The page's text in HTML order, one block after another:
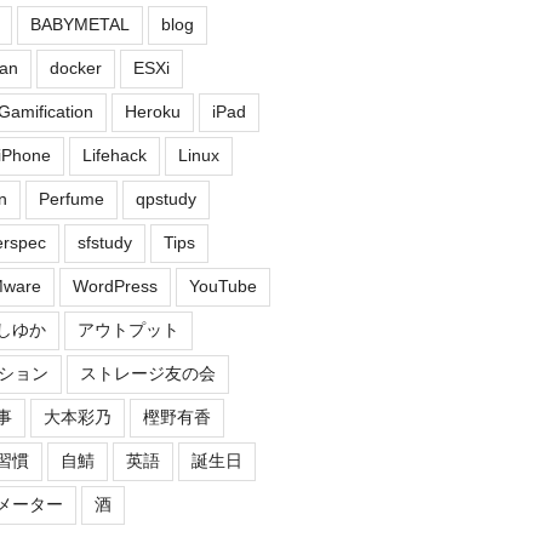
BABYMETAL blog
docker ESXi
Heroku iPad
Lifehack Linux
Perfume qpstudy
sfstudy Tips
WordPress YouTube
ゆか アウトプット
ョン ストレージ友の会
大本彩乃 樫野有香
慣 自鯖 英語 誕生日
ーター 酒